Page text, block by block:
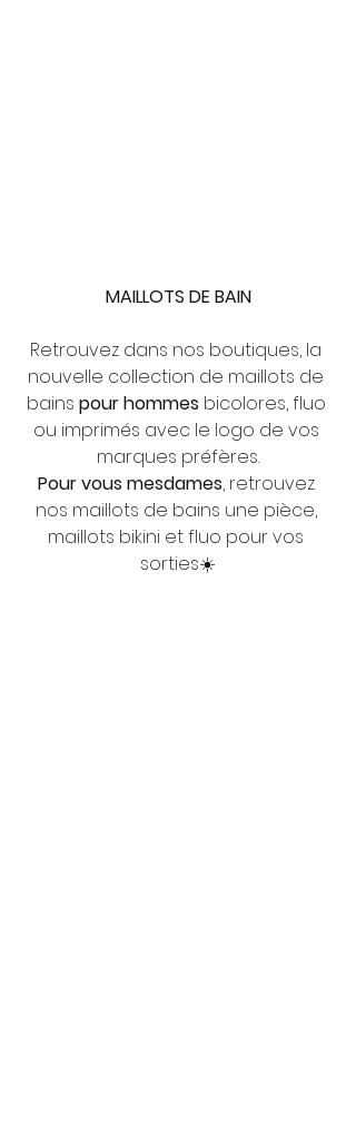
MAILLOTS DE BAIN
Retrouvez dans nos boutiques, la
nouvelle collection de maillots de
bains pour hommes bicolores, fluo
ou imprimés avec le logo de vos
marques préfères.
Pour vous mesdames, retrouvez
nos maillots de bains une pièce,
maillots bikini et fluo pour vos
sorties☀️